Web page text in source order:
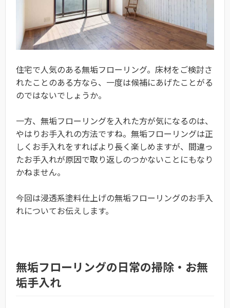
住宅で人気のある無垢フローリング。床材をご検討さ
れたことのある方なら、一度は候補にあげたことがる
のではないでしょうか。
一方、無垢フローリングを入れた方が気になるのは、
やはりお手入れの方法ですね。無垢フローリングは正
しくお手入れをすればより長く楽しめますが、間違っ
たお手入れが原因で取り返しのつかないことにもなり
かねません。
今回は浸透系塗料仕上げの無垢フローリングのお手入
れについてお伝えします。
無垢フローリングの日常の掃除・お無
垢手入れ